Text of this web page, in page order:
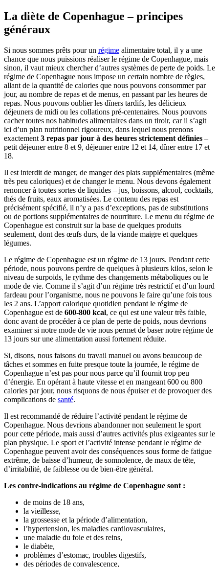
La diète de Copenhague – principes
généraux
Si nous sommes prêts pour un régime alimentaire total, il y a une
chance que nous puissions réaliser le régime de Copenhague, mais
sinon, il vaut mieux chercher d’autres systèmes de perte de poids. Le
régime de Copenhague nous impose un certain nombre de règles,
allant de la quantité de calories que nous pouvons consommer par
jour, au nombre de repas et de menus, en passant par les heures de
repas. Nous pouvons oublier les dîners tardifs, les délicieux
déjeuners de midi ou les collations pré-centenaires. Nous pouvons
cacher toutes nos habitudes alimentaires dans un tiroir, car il s’agit
ici d’un plan nutritionnel rigoureux, dans lequel nous prenons
exactement 3 repas par jour à des heures strictement définies –
petit déjeuner entre 8 et 9, déjeuner entre 12 et 14, dîner entre 17 et
18.
Il est interdit de manger, de manger des plats supplémentaires (même
très peu caloriques) et de changer le menu. Nous devons également
renoncer à toutes sortes de liquides – jus, boissons, alcool, cocktails,
thés de fruits, eaux aromatisées. Le contenu des repas est
précisément spécifié, il n’y a pas d’exceptions, pas de substitutions
ou de portions supplémentaires de nourriture. Le menu du régime de
Copenhague est construit sur la base de quelques produits
seulement, dont des œufs durs, de la viande maigre et quelques
légumes.
Le régime de Copenhague est un régime de 13 jours. Pendant cette
période, nous pouvons perdre de quelques à plusieurs kilos, selon le
niveau de surpoids, le rythme des changements métaboliques ou le
mode de vie. Comme il s’agit d’un régime très restrictif et d’un lourd
fardeau pour l’organisme, nous ne pouvons le faire qu’une fois tous
les 2 ans. L’apport calorique quotidien pendant le régime de
Copenhague est de 600-800 kcal, ce qui est une valeur très faible,
donc avant de procéder à ce plan de perte de poids, nous devrions
examiner si notre mode de vie nous permet de baser notre régime de
13 jours sur une alimentation aussi fortement réduite.
Si, disons, nous faisons du travail manuel ou avons beaucoup de
tâches et sommes en fuite presque toute la journée, le régime de
Copenhague n’est pas pour nous parce qu’il fournit trop peu
d’énergie. En opérant à haute vitesse et en mangeant 600 ou 800
calories par jour, nous risquons de nous épuiser et de provoquer des
complications de santé.
Il est recommandé de réduire l’activité pendant le régime de
Copenhague. Nous devrions abandonner non seulement le sport
pour cette période, mais aussi d’autres activités plus exigeantes sur le
plan physique. Le sport et l’activité intense pendant le régime de
Copenhague peuvent avoir des conséquences sous forme de fatigue
extrême, de baisse d’humeur, de somnolence, de maux de tête,
d’irritabilité, de faiblesse ou de bien-être général.
Les contre-indications au régime de Copenhague sont :
de moins de 18 ans,
la vieillesse,
la grossesse et la période d’alimentation,
l’hypertension, les maladies cardiovasculaires,
une maladie du foie et des reins,
le diabète,
problèmes d’estomac, troubles digestifs,
des périodes de convalescence,